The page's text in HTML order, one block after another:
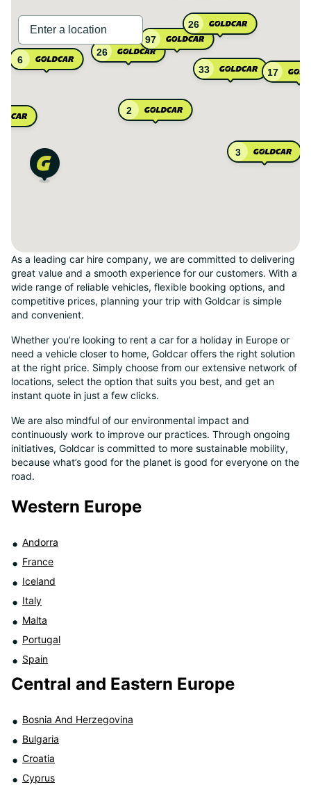
2
26
97
33
26
3
6
17
8
As a leading car hire company, we are committed to delivering
great value and a smooth experience for our customers. With a
wide range of reliable vehicles, flexible booking options, and
competitive prices, planning your trip with Goldcar is simple
and convenient.
Whether you’re looking to rent a car for a holiday in Europe or
need a vehicle closer to home, Goldcar offers the right solution
at the right price. Simply choose from our extensive network of
locations, select the option that suits you best, and get an
instant quote in just a few clicks.
We are also mindful of our environmental impact and
continuously work to improve our practices. Through ongoing
initiatives, Goldcar is committed to more sustainable mobility,
because what’s good for the planet is good for everyone on the
road.
Western Europe
Andorra
France
Iceland
Italy
Malta
Portugal
Spain
Central and Eastern Europe
Bosnia And Herzegovina
Bulgaria
Croatia
Cyprus